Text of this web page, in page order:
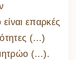
επαρκές
(…)
μητρώο (…).